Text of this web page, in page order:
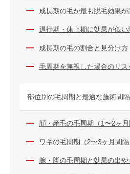
成長期の毛が最も脱毛効果が
退行期・休止期に効果が低い
成長期の毛の割合と見分け方
毛周期を無視した場合のリス
部位別の毛周期と最適な施術間隔
顔・産毛の毛周期（1〜2ヶ月
ワキの毛周期（2〜3ヶ月間隔
腕・脚の毛周期と効果の出や